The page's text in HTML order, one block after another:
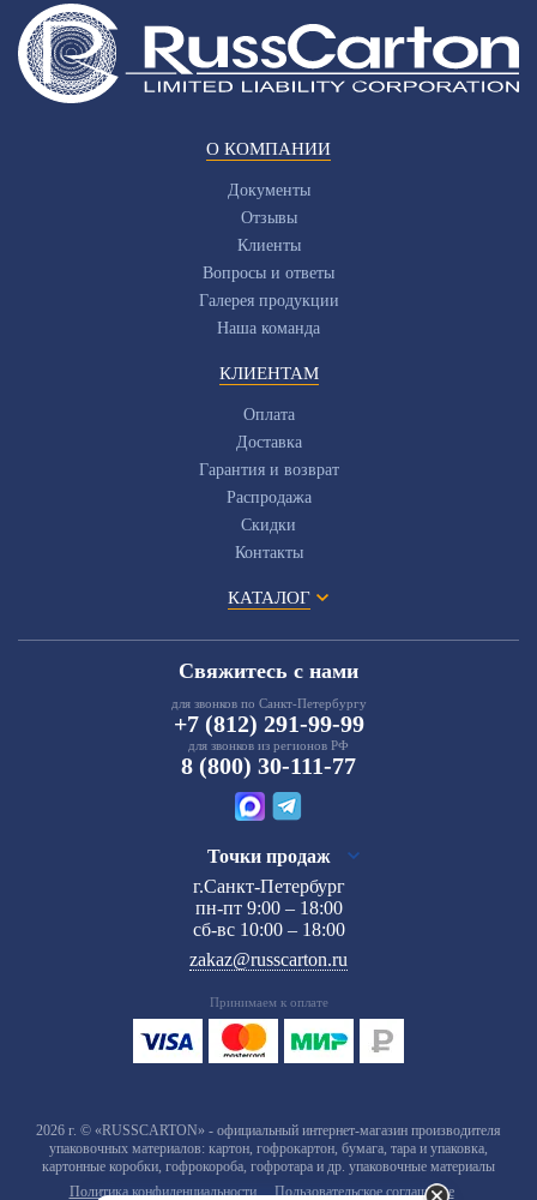
О КОМПАНИИ
Документы
Отзывы
Клиенты
Вопросы и ответы
Галерея продукции
Наша команда
КЛИЕНТАМ
Оплата
Доставка
Гарантия и возврат
Распродажа
Скидки
Контакты
КАТАЛОГ
Свяжитесь с нами
для звонков по Санкт-Петербургу
+7 (812) 291-99-99
для звонков из регионов РФ
8 (800) 30-111-77
Точки продаж
г.Санкт-Петербург
пн-пт 9:00 – 18:00
сб-вс 10:00 – 18:00
zakaz@russcarton.ru
Принимаем к оплате
2026 г. © «RUSSCARTON» - официальный интернет-магазин производителя
упаковочных материалов: картон, гофрокартон, бумага, тара и упаковка,
картонные коробки, гофрокороба, гофротара и др. упаковочные материалы
Политика конфиденциальности
Пользовательское соглашение